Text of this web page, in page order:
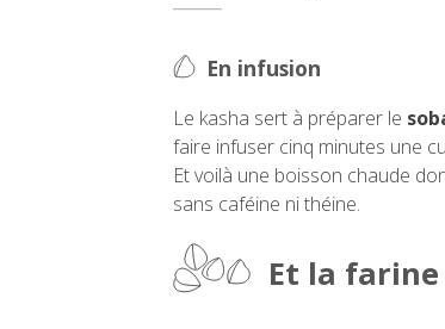
En infusion
Le kasha sert à préparer le
faire infuser cinq minutes une
Et voilà une boisson chaude
sans caféine ni théine.
Et la farine